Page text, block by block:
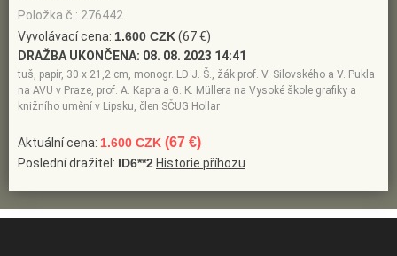
Položka č.: 276442
Vyvolávací cena: 1.600 CZK(67 €)
DRAŽBA UKONČENA: 08. 08. 2023 14:41
tuš, papír, 30 x 21,2 cm, monogr. LD J. Š., žák prof. V. Silovského a V. Pukla
na AVU v Praze, prof. A. Kapra a G. K. Müllera na Vysoké škole grafiky a
knižního umění v Lipsku, člen SČUG Hollar
Aktuální cena: 1.600 CZK (67 €)
Poslední dražitel: ID6**2 Historie příhozu